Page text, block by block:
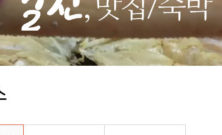
울진 맛집/숙박.